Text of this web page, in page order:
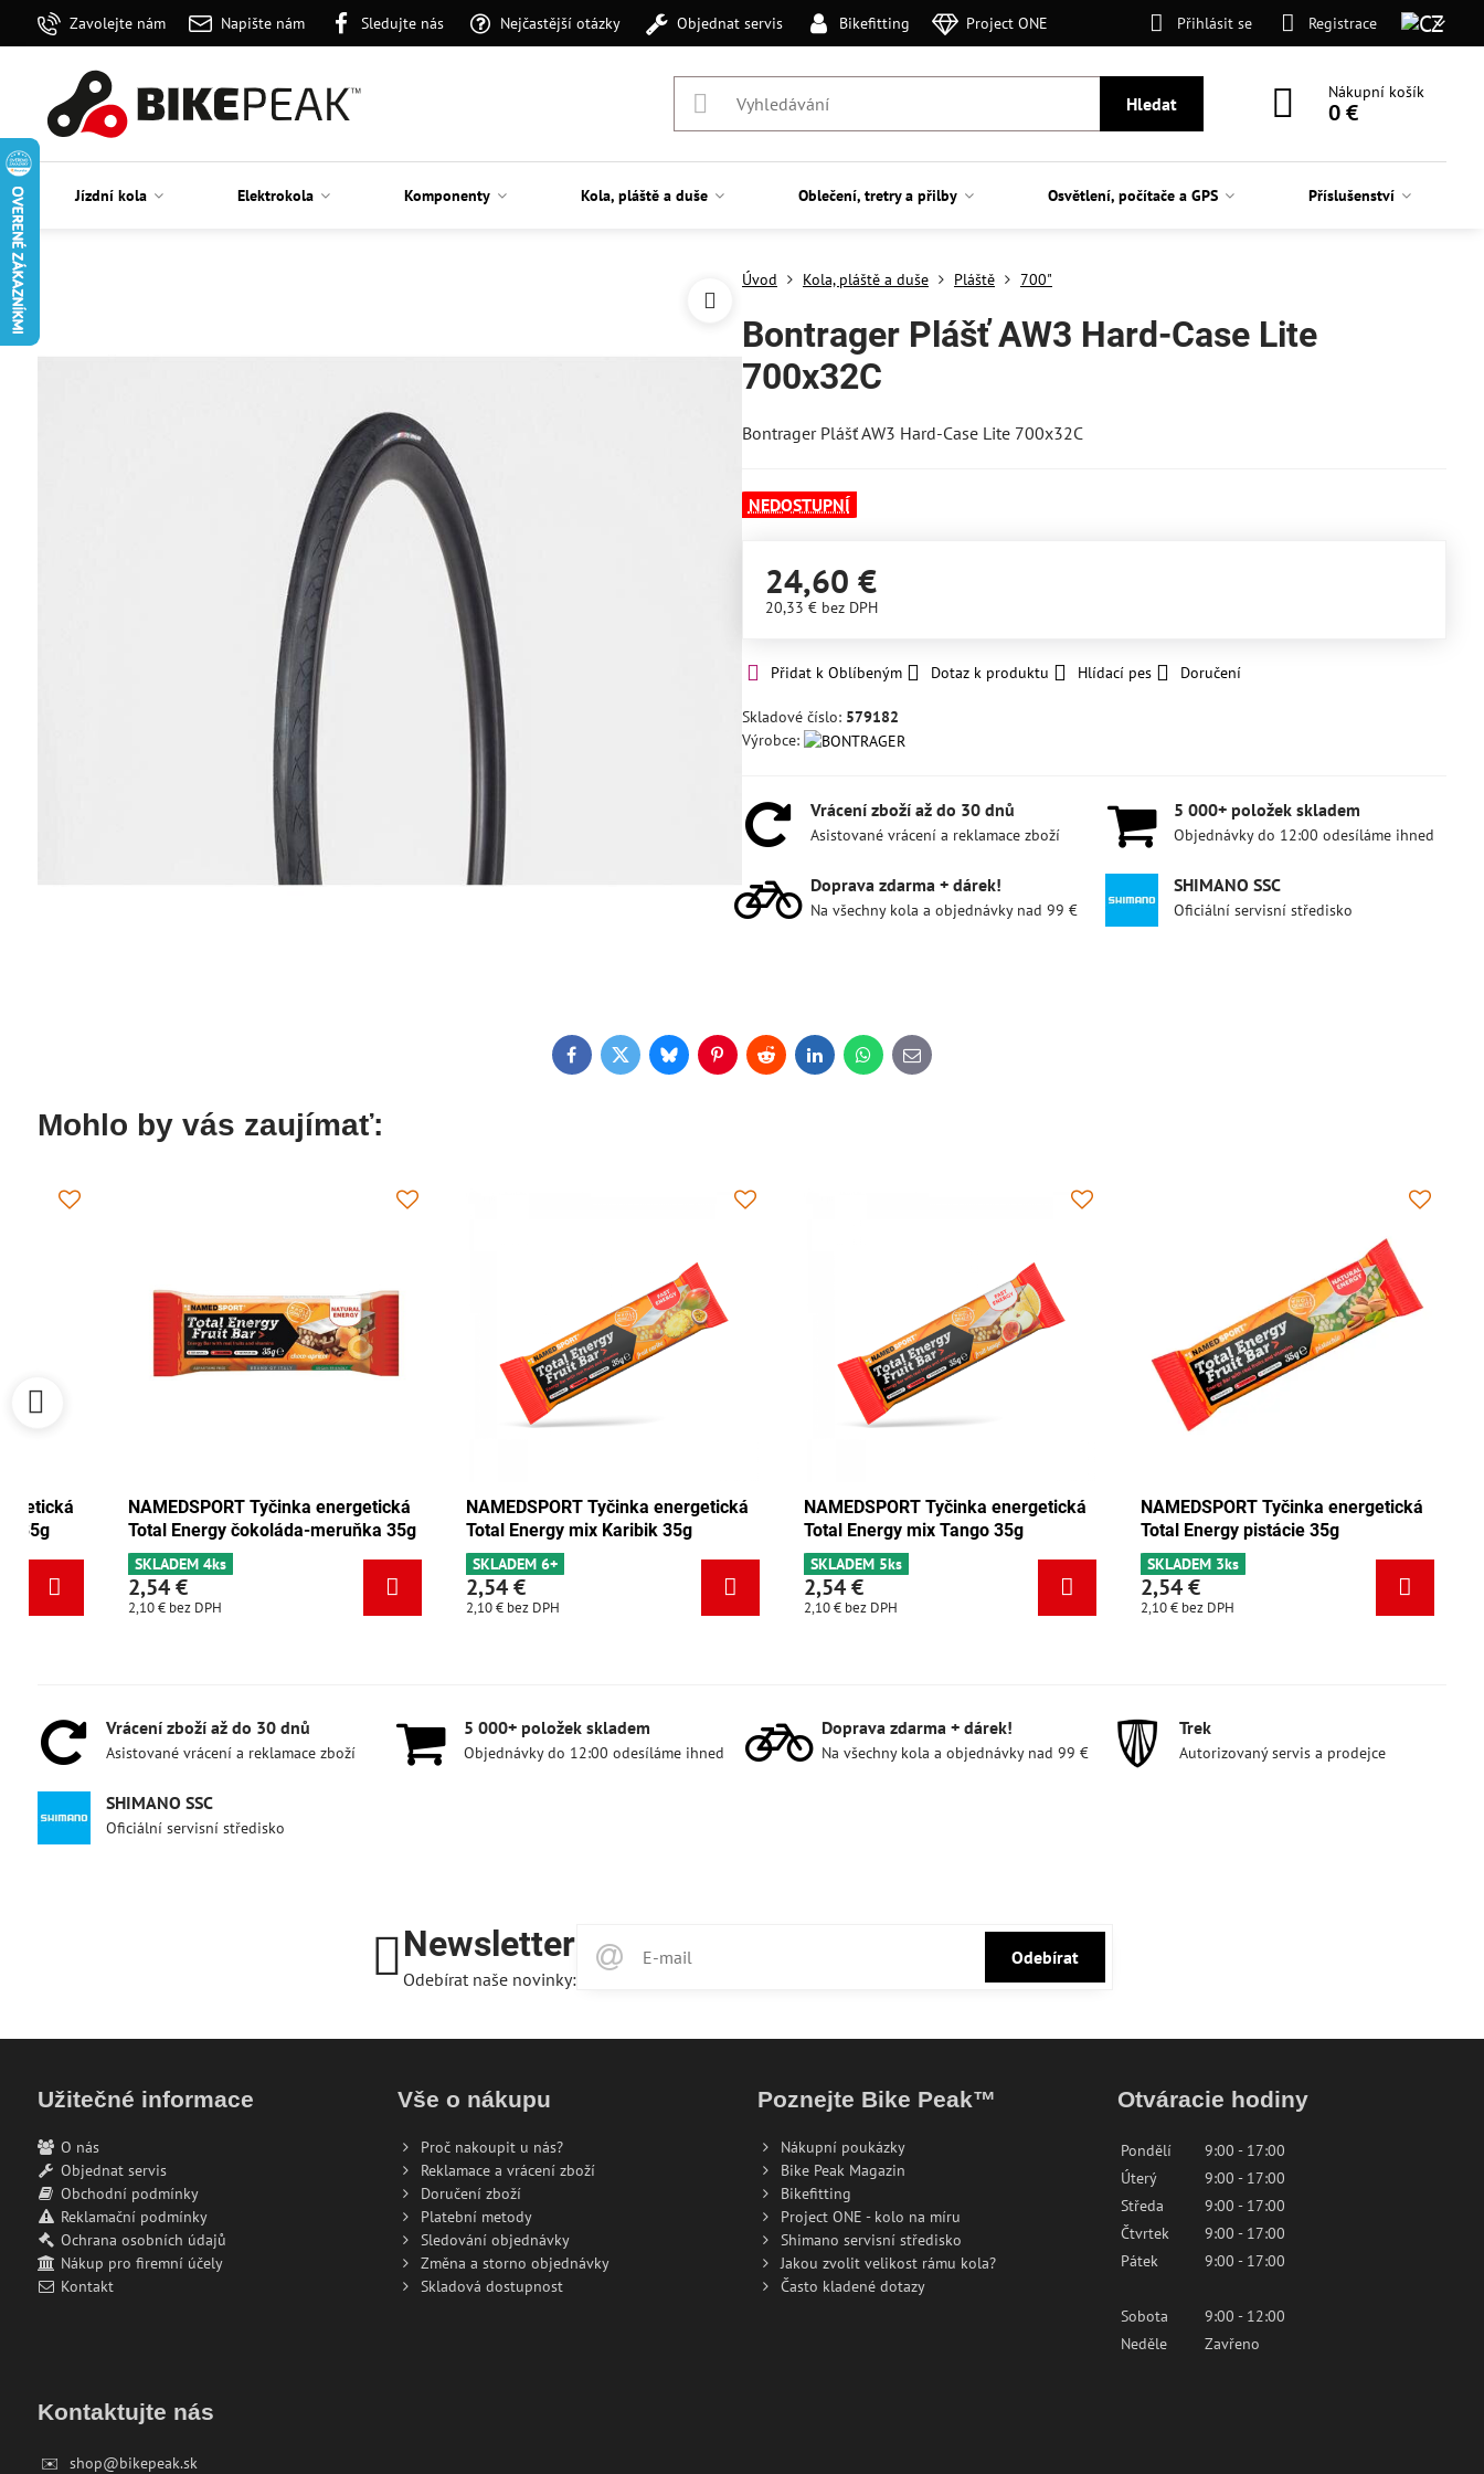
Zavolejte nám Napište nám Sledujte nás Nejčastější otázky Objednat servis Bikefitting Project ONE Přihlásit se Registrace
Hledat
Nákupní košík
0 €
Jízdní kola Elektrokola Komponenty Kola, pláště a duše Oblečení, tretry a přilby Osvětlení, počítače a GPS Příslušenství
Úvod Kola, pláště a duše Pláště 700"
Bontrager Plášť AW3 Hard-Case Lite
700x32C
Bontrager Plášť AW3 Hard-Case Lite 700x32C
NEDOSTUPNÍ
24,60 €
20,33 € bez DPH
Přidat k Oblíbeným Dotaz k produktu Hlídací pes Doručení
Skladové číslo: 579182
Výrobce:
Vrácení zboží až do 30 dnů
Asistované vrácení a reklamace zboží
5 000+ položek skladem
Objednávky do 12:00 odesíláme ihned
Doprava zdarma + dárek!
Na všechny kola a objednávky nad 99 €
SHIMANO SSC
Oficiální servisní středisko
FacebookTwitterBlueskyPinterestRedditLinkedInWhatsApp
E-
mail
Mohlo by vás zaujímať:
Tyčinka energetická
brusinka-ořech 35g
NAMEDSPORT Tyčinka energetická
Total Energy čokoláda-meruňka 35g
NAMEDSPORT Tyčinka energetická
Total Energy mix Karibik 35g
NAMEDSPORT Tyčinka energetická
Total Energy mix Tango 35g
NAMEDSPORT Tyčinka
Total Energy pistácie 35g
Vrácení zboží až do 30 dnů
Asistované vrácení a reklamace zboží
5 000+ položek skladem
Objednávky do 12:00 odesíláme ihned
Doprava zdarma + dárek!
Na všechny kola a objednávky nad 99 €
Trek
Autorizovaný servis a prodejce
SHIMANO SSC
Oficiální servisní středisko
Newsletter
Odebírat naše novinky:
Odebírat
Užitečné informace
O nás
Objednat servis
Obchodní podmínky
Reklamační podmínky
Ochrana osobních údajů
Nákup pro firemní účely
Kontakt
Vše o nákupu
Proč nakoupit u nás?
Reklamace a vrácení zboží
Doručení zboží
Platební metody
Sledování objednávky
Změna a storno objednávky
Skladová dostupnost
Poznejte Bike Peak™
Nákupní poukázky
Bike Peak Magazin
Bikefitting
Project ONE - kolo na míru
Shimano servisní středisko
Jakou zvolit velikost rámu kola?
Často kladené dotazy
Otváracie hodiny
Pondělí
9:00 - 17:00
Úterý
9:00 - 17:00
Středa
9:00 - 17:00
Čtvrtek
9:00 - 17:00
Pátek
9:00 - 17:00
Sobota
9:00 - 12:00
Neděle
Zavřeno
Kontaktujte nás
✉️ shop@bikepeak.sk